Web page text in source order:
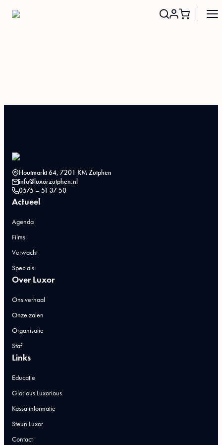
Houtmarkt 64, 7201 KM Zutphen
info@luxorzutphen.nl
0575 – 51 37 50
Actueel
Agenda
Films
Verwacht
Specials
Over Luxor
Ons verhaal
Onze zalen
Organisatie
Staf
Links
Educatie
Glorious Luxorious
Kassa informatie
Steun Luxor
Contact